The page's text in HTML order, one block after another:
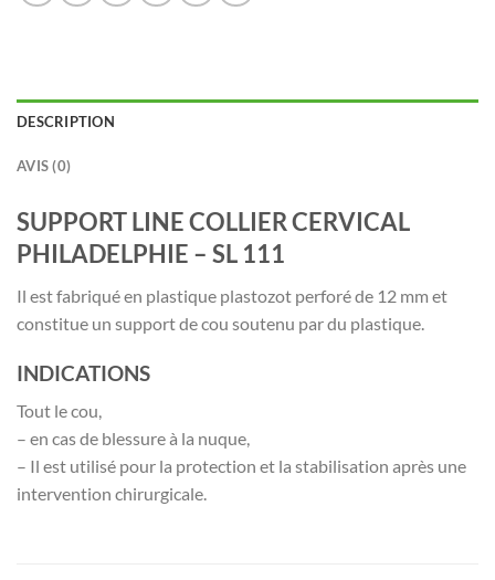
DESCRIPTION
AVIS (0)
SUPPORT LINE COLLIER CERVICAL
PHILADELPHIE – SL 111
Il est fabriqué en plastique plastozot perforé de 12 mm et
constitue un support de cou soutenu par du plastique.
INDICATIONS
Tout le cou,
– en cas de blessure à la nuque,
– Il est utilisé pour la protection et la stabilisation après une
intervention chirurgicale.